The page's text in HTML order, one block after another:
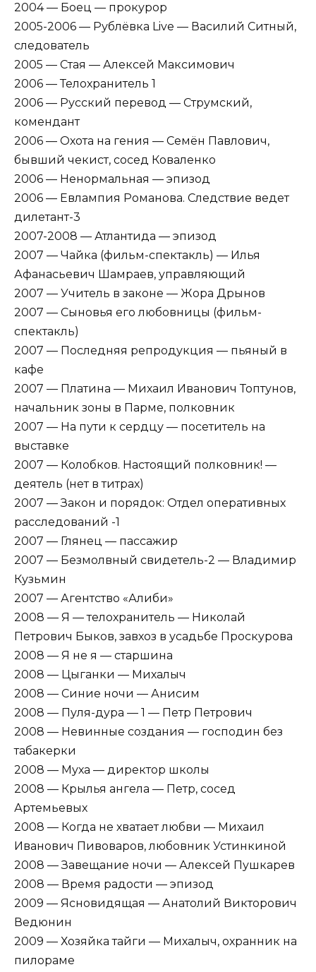
2004 — Боец — прокурор
2005-2006 — Рублёвка Live — Василий Ситный,
следователь
2005 — Стая — Алексей Максимович
2006 — Телохранитель 1
2006 — Русский перевод — Струмский,
комендант
2006 — Охота на гения — Семён Павлович,
бывший чекист, сосед Коваленко
2006 — Ненормальная — эпизод
2006 — Евлампия Романова. Следствие ведет
дилетант-3
2007-2008 — Атлантида — эпизод
2007 — Чайка (фильм-спектакль) — Илья
Афанасьевич Шамраев, управляющий
2007 — Учитель в законе — Жора Дрынов
2007 — Сыновья его любовницы (фильм-
спектакль)
2007 — Последняя репродукция — пьяный в
кафе
2007 — Платина — Михаил Иванович Топтунов,
начальник зоны в Парме, полковник
2007 — На пути к сердцу — посетитель на
выставке
2007 — Колобков. Настоящий полковник! —
деятель (нет в титрах)
2007 — Закон и порядок: Отдел оперативных
расследований -1
2007 — Глянец — пассажир
2007 — Безмолвный свидетель-2 — Владимир
Кузьмин
2007 — Агентство «Алиби»
2008 — Я — телохранитель — Николай
Петрович Быков, завхоз в усадьбе Проскурова
2008 — Я не я — старшина
2008 — Цыганки — Михалыч
2008 — Синие ночи — Анисим
2008 — Пуля-дура — 1 — Петр Петрович
2008 — Невинные создания — господин без
табакерки
2008 — Муха — директор школы
2008 — Крылья ангела — Петр, сосед
Артемьевых
2008 — Когда не хватает любви — Михаил
Иванович Пивоваров, любовник Устинкиной
2008 — Завещание ночи — Алексей Пушкарев
2008 — Время радости — эпизод
2009 — Ясновидящая — Анатолий Викторович
Ведюнин
2009 — Хозяйка тайги — Михалыч, охранник на
пилораме